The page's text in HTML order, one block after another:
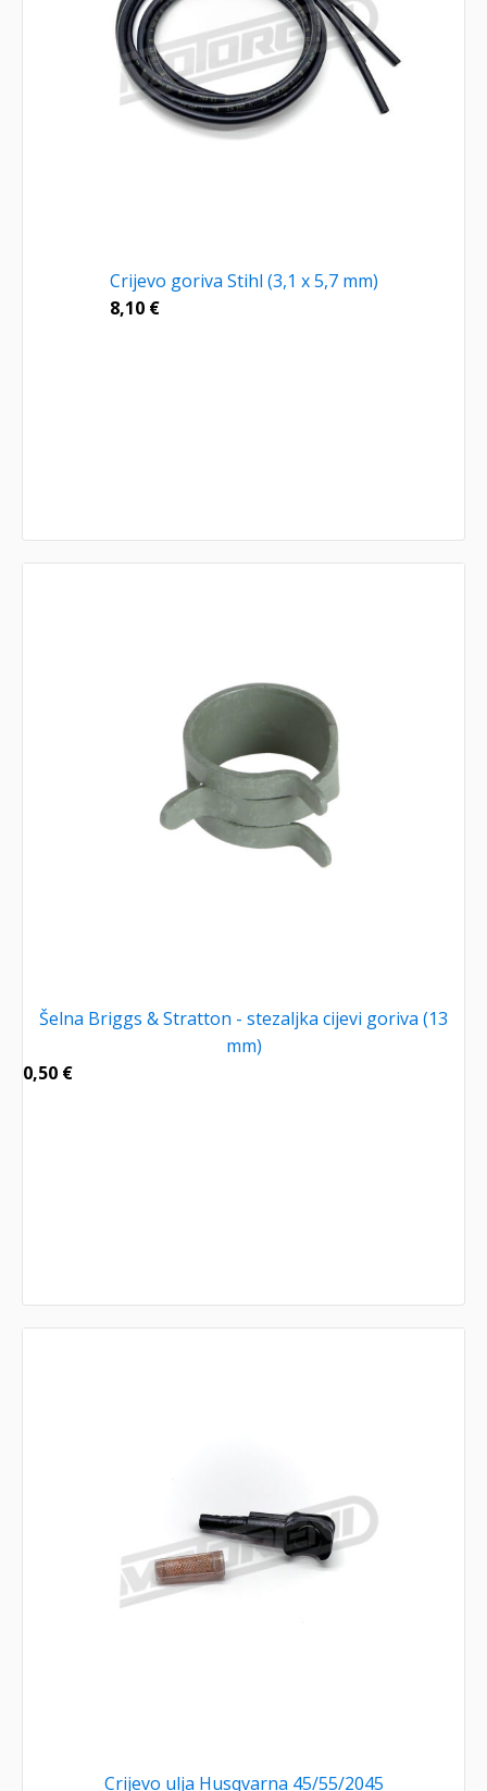
Crijevo goriva Stihl (3,1 x 5,7 mm)
8,10 €
Šelna Briggs & Stratton - stezaljka cijevi goriva (13
mm)
0,50 €
Crijevo ulja Husqvarna 45/55/2045